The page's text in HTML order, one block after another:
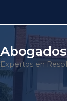
Expertos en